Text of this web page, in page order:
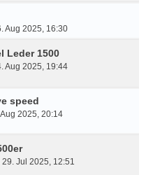
Aug 2025, 16:30
Leder 1500
Aug 2025, 19:44
speed
2025, 20:14
29. Jul 2025, 12:51